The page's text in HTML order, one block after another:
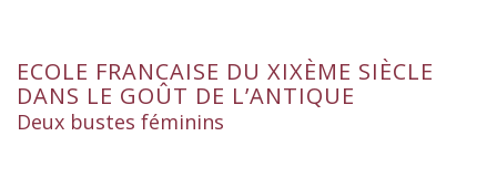
ECOLE FRANCAISE DU XIXÈME SIÈCLE
DANS LE GOÛT DE L’ANTIQUE
Deux bustes féminins